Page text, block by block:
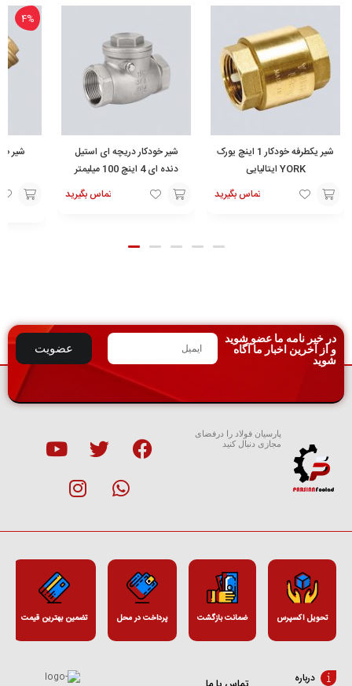
شیر یکطرفه خودکار 1 اینچ یورک
YORK ایتالیایی
تماس بگیرید
شیر خودکار دریچه ای استیل
دنده ای 4 اینچ 100 میلیمتر
تماس بگیرید
به
4%
شیر
عضویت
در خبر نامه ما عضو شوید
و از آخرین اخبار ما آگاه
شوید
پارسیان فولاد را درفضای
مجازی دنبال کنید
تحویل اکسپرس ضمانت بازگشت پرداخت در محل تضمین بهترین قیمت
درباره